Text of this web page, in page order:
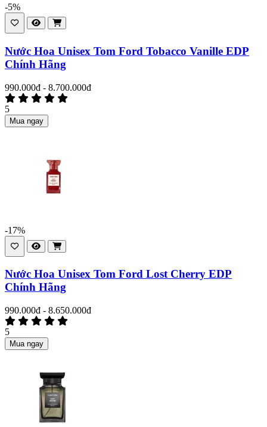
-5%
Nước Hoa Unisex Tom Ford Tobacco Vanille EDP
Chính Hãng
990.000đ - 8.700.000đ
5
Mua ngay
-17%
Nước Hoa Unisex Tom Ford Lost Cherry EDP
Chính Hãng
990.000đ - 8.650.000đ
5
Mua ngay